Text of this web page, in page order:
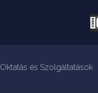
Oktatás és Szolgáltatások